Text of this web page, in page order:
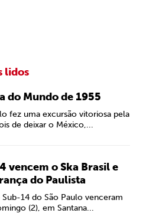
lidos
do Mundo de 1955
fez uma excursão vitoriosa pela
de deixar o México,...
vencem o Ska Brasil e
do Paulista
14 do São Paulo venceram
(2), em Santana...